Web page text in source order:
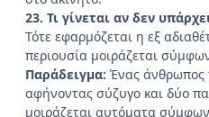
23. Τι γίνεται αν δεν
Τότε εφαρμόζεται η εξ
περιουσία μοιράζεται
Παράδειγμα: Ένας άνθρωπος
αφήνοντας σύζυγο και δύο
μοιράζεται αυτόματα